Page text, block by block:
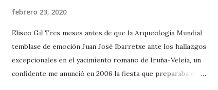
febrero 23, 2020
Eliseo Gil Tres meses antes de que la Arqueología Mundial
temblase de emoción Juan José Ibarretxe ante los hallazgos
excepcionales en el yacimiento romano de Iruña-Veleia, un
confidente me anunció en 2006 la fiesta que preparaba el